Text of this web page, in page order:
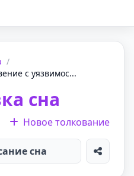
/
с уязвимос...
сна
Новое толкование
сна